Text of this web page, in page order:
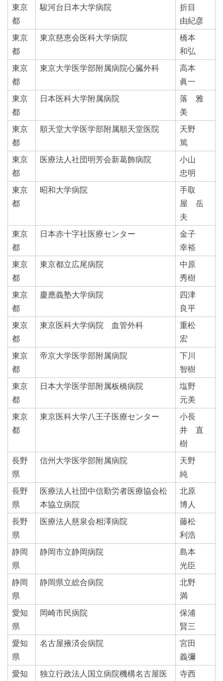
東京
都
駿河台日本大学病院
折目
由紀彦
東京
都
東京慈恵会医科大学病院
橋本
和弘
東京
都
東京大学医学部附属病院心臓外科
高本
眞一
東京
都
日本医科大学附属病院
落 雅
美
東京
都
順天堂大学医学部附属順天堂医院
天野
篤
東京
都
医療法人社団明芳会新葛飾病院
小山
忠明
東京
都
昭和大学病院
手取
屋 岳
夫
東京
都
日本赤十字社医療センター
金子
幸裕
東京
都
東京都立広尾病院
中原
秀樹
東京
都
慶應義塾大学病院
四津
良平
東京
都
東京医科大学病院 血管外科
重松
宏
東京
都
帝京大学医学部附属病院
下川
智樹
東京
都
日本大学医学部附属板橋病院
塩野
元美
東京
都
東京医科大学八王子医療センター
小長
井 直
樹
長野
県
信州大学医学部附属病院
天野
純
長野
県
医療法人社団中信勤労者医療協会松
本協立病院
北原
博人
長野
県
医療法人慈泉会相澤病院
藤松
利浩
静岡
県
静岡市立静岡病院
島本
光臣
静岡
県
静岡県立総合病院
北野
満
愛知
県
岡崎市民病院
保浦
賢三
愛知
県
名古屋掖済会病院
宮田
義彌
愛知
独立行政法人国立病院機構名古屋医
寺西